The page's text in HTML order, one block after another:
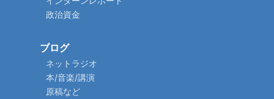
政治資金
ブログ
ネットラジオ
本/音楽/講演
原稿など